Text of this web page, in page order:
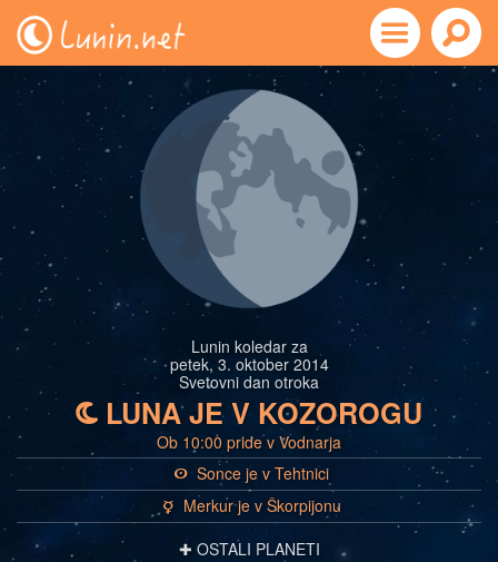
Lunin koledar za
petek, 3. oktober 2014
Svetovni dan otroka
b LUNA JE V KOZOROGU
Ob 10:00 pride v Vodnarja
a Sonce je v Tehtnici
c Merkur je v Škorpijonu
✚ OSTALI PLANETI